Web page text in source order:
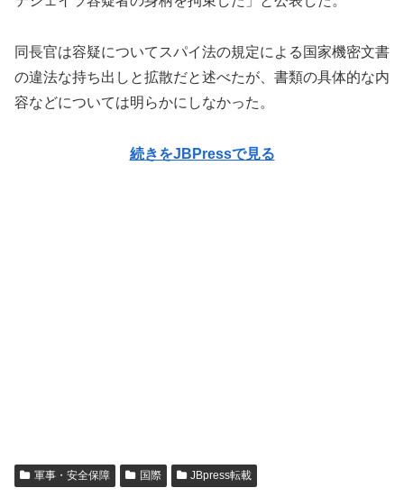
同長官は容疑についてスパイ法の規定による国家機密文書
の違法な持ち出しと拡散だと述べたが、書類の具体的な内
容などについては明らかにしなかった。
続きをJBPressで見る
軍事・安全保障 国際 JBpress転載